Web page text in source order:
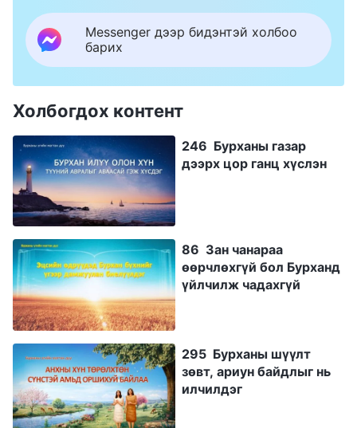
Messenger дээр бидэнтэй холбоо
барих
Холбогдох контент
246 Бурханы газар
дээрх цор ганц хүслэн
86 Зан чанараа
өөрчлөхгүй бол Бурханд
үйлчилж чадахгүй
295 Бурханы шүүлт
зөвт, ариун байдлыг нь
илчилдэг